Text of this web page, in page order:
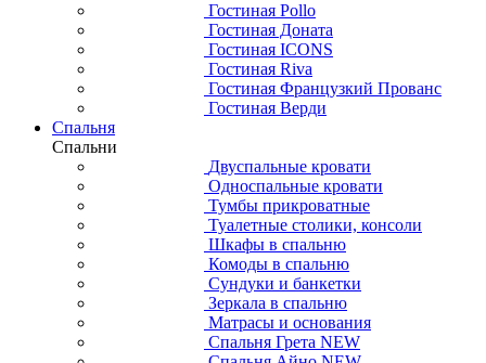
Гостиная Pollo
Гостиная Доната
Гостиная ICONS
Гостиная Riva
Гостиная Французкий Прованс
Гостиная Верди
Спальня
Спальни
Двуспальные кровати
Односпальные кровати
Тумбы прикроватные
Туалетные столики, консоли
Шкафы в спальню
Комоды в спальню
Сундуки и банкетки
Зеркала в спальню
Матрасы и основания
Спальня Грета NEW